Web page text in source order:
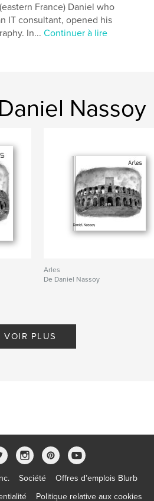
France) Daniel who
IT consultant, opened his
In...Continuer à lire
Nassoy
Arles
De Daniel Nassoy
VOIR PLUS
Société
Offres d’emplois Blurb
Politique relative aux cookies